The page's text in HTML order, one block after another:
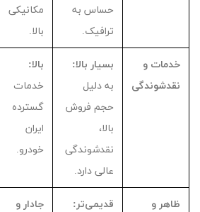
حساس به
ترافیک.
مکانیکی
بالا.
خدمات و
نقدشوندگی
بسیار بالا:
به دلیل
حجم فروش
بالا،
نقدشوندگی
عالی دارد.
بالا:
خدمات
گسترده
ایران
خودرو.
ظاهر و
قدیمی‌تر:
جادار و